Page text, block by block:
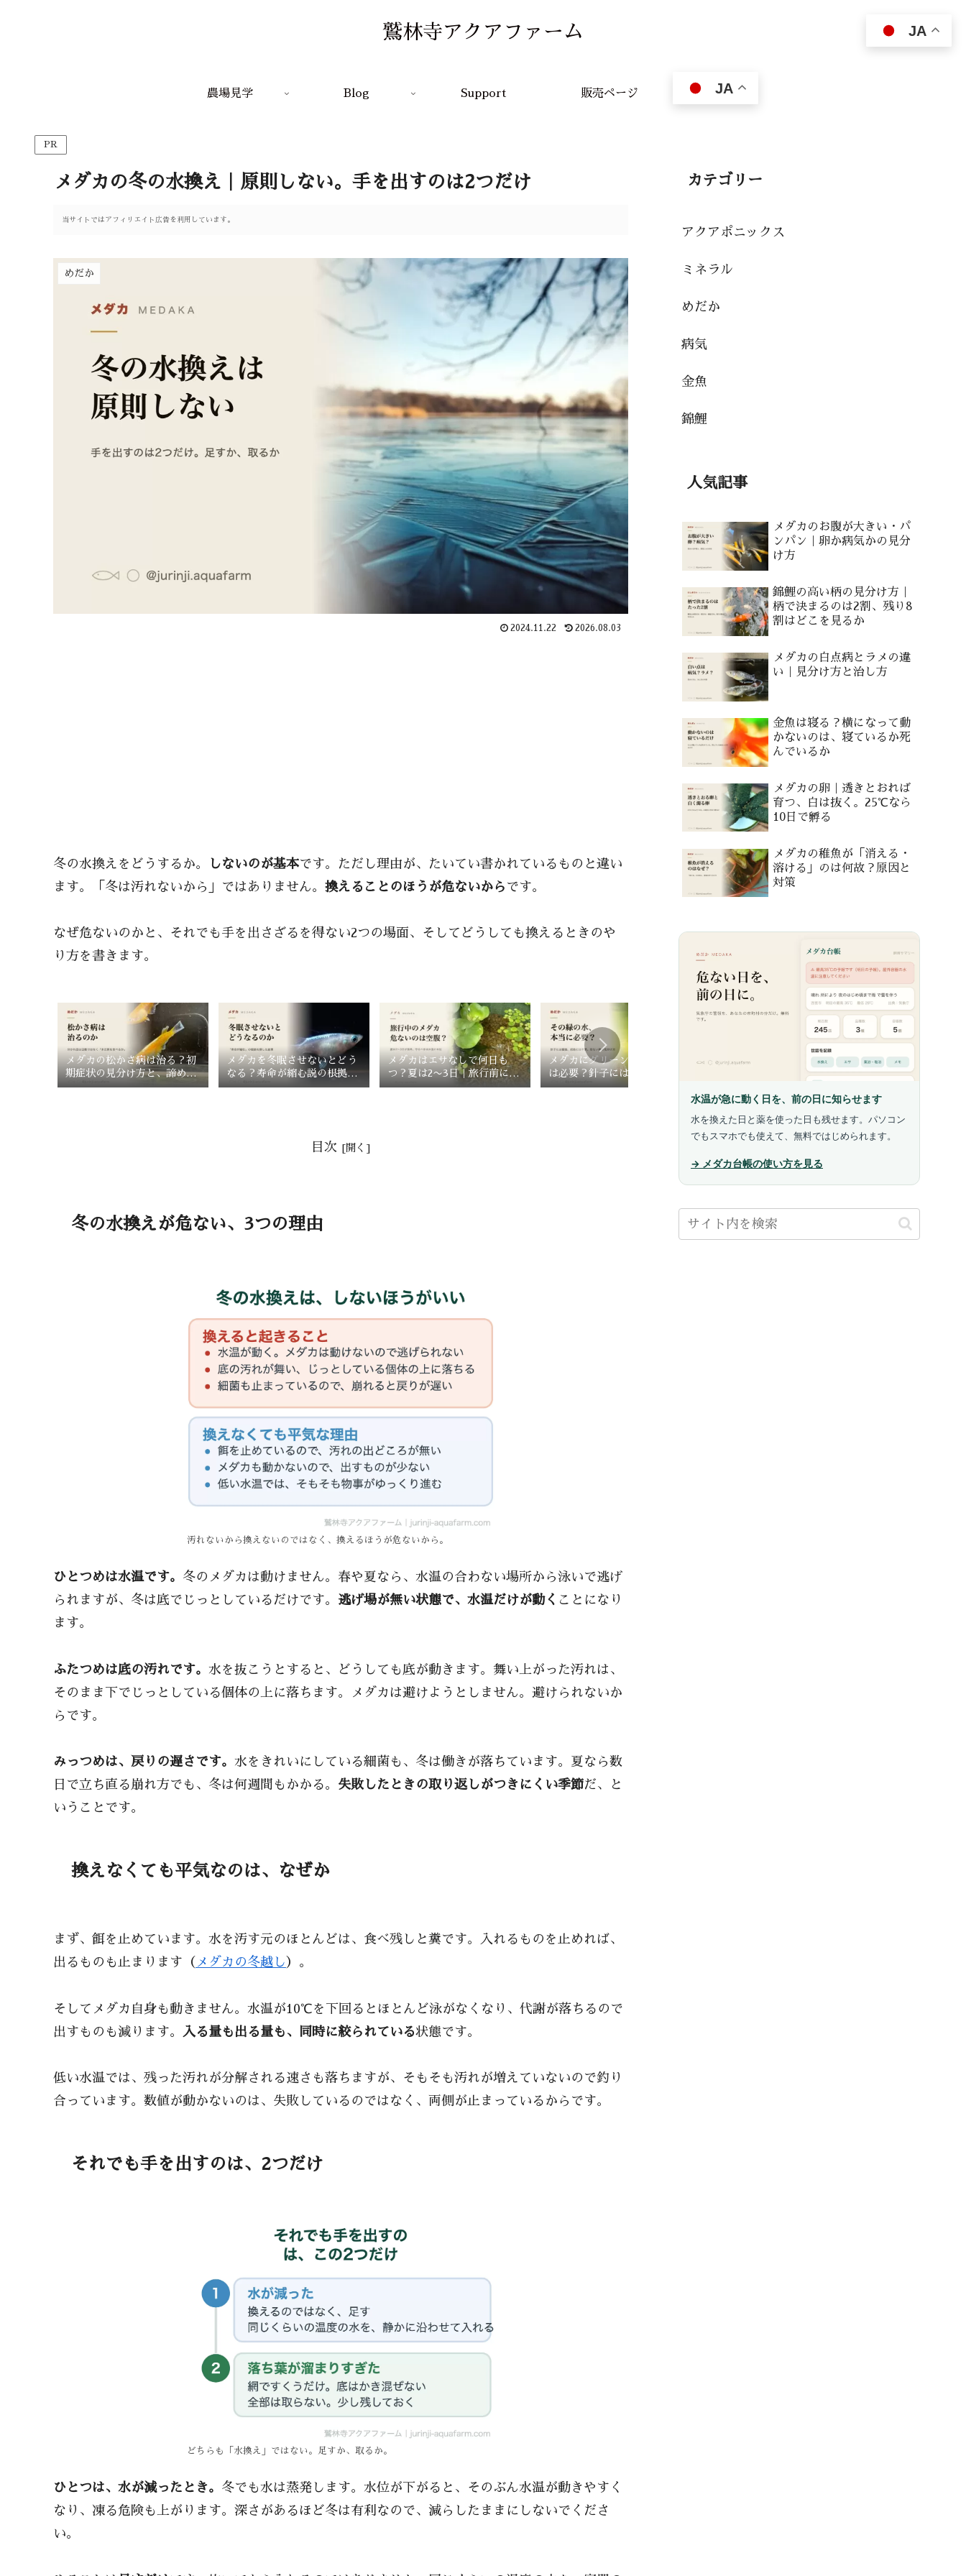
鷲林寺アクアファーム
農場見学 Blog Support 販売ページ JA
PR
メダカの冬の水換え｜原則しない。手を出すのは2つだけ
当サイトではアフィリエイト広告を利用しています。
めだか
2024.11.22 2026.08.03
冬の水換えをどうするか。 しないのが基本です。ただし理由が、たいてい書かれているものと違い
ます。「冬は汚れないから」ではありません。 換えることのほうが危ないから です。
なぜ危ないのかと、それでも手を出さざるを得ない2つの場面、そしてどうしても換えるときのや
り方を書きます。
メダカの松かさ病は治る？初
期症状の見分け方と、諦める
判断
メダカを冬眠させないとどう
なる？寿命が縮む説の根拠を
探した結果
メダカはエサなしで何日も
つ？夏は2〜3日｜旅行前にや
る3つの準備
メダカにグリーンウォーター
は必要？針子には最強・成魚
には不要な理由
発泡スチロールで簡単メダカ
飼育！底砂を使うメリット・
メダカの氷は割らな
がっていたら、ぬる
目次
冬の水換えが危ない、3つの理由
汚れないから換えないのではなく、換えるほうが危ないから。
ひとつめは水温です。 冬のメダカは動けません。春や夏なら、水温の合わない場所から泳いで逃げ
られますが、冬は底でじっとしているだけです。 逃げ場が無い状態で、水温だけが動く ことになり
ます。
ふたつめは底の汚れです。 水を抜こうとすると、どうしても底が動きます。舞い上がった汚れは、
そのまま下でじっとしている個体の上に落ちます。メダカは避けようとしません。避けられないか
らです。
みっつめは、戻りの遅さです。 水をきれいにしている細菌も、冬は働きが落ちています。夏なら数
日で立ち直る崩れ方でも、冬は何週間もかかる。 失敗したときの取り返しがつきにくい季節だ、と
いうことです。
換えなくても平気なのは、なぜか
まず、餌を止めています。水を汚す元のほとんどは、食べ残しと糞です。入れるものを止めれば、
出るものも止まります（ メダカの冬越し ）。
そしてメダカ自身も動きません。水温が10℃を下回るとほとんど泳がなくなり、代謝が落ちるので
出すものも減ります。
入る量も出る量も、同時に絞られている状態です。
低い水温では、残った汚れが分解される速さも落ちますが、そもそも汚れが増えていないので釣り
合っています。数値が動かないのは、失敗しているのではなく、両側が止まっているからです。
それでも手を出すのは、2つだけ
どちらも「水換え」ではない。足すか、取るか。
ひとつは、水が減ったとき。 冬でも水は蒸発します。水位が下がると、そのぶん水温が動きやすく
なり、凍る危険も上がります。深さがあるほど冬は有利なので、減らしたままにしないでくださ
い。
カテゴリー
アクアポニックス
ミネラル
めだか
病気
金魚
錦鯉
人気記事
メダカのお腹が大きい・パ
ンパン｜卵か病気かの見分
け方
錦鯉の高い柄の見分け方｜
柄で決まるのは2割、残り8
割はどこを見るか
メダカの白点病とラメの違
い｜見分け方と治し方
金魚は寝る？横になって動
かないのは、寝ているか死
んでいるか
メダカの卵｜透きとおれば
育つ、白は抜く。25℃なら
10日で孵る
メダカの稚魚が「消える・
溶ける」のは何故？原因と
対策
水温が急に動く日を、前の日に知らせます
水を換えた日と薬を使った日も残せます。パソコン
でもスマホでも使えて、無料ではじめられます。
→ メダカ台帳の使い方を見る
JA